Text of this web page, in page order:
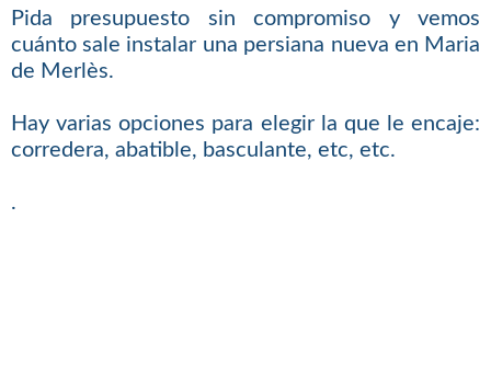
Pida presupuesto sin compromiso y vemos
cuánto sale instalar una persiana nueva en Maria
de Merlès.
Hay varias opciones para elegir la que le encaje:
corredera, abatible, basculante, etc, etc.
.